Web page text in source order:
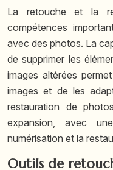
La retouche et la
compétences
avec des photos. La
de supprimer les
images altérées
images et de les
restauration de
expansion, avec
numérisation et la
Outils de